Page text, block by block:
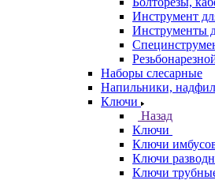
Инструмент
Инструменты
Наборы слесарные
Напильники,
Ключи
Назад
Ключи
Ключи
Ключи
Ключи